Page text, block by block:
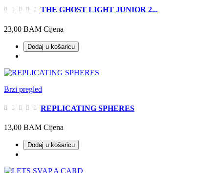
THE GHOST LIGHT JUNIOR 2...
23,00 BAM Cijena
Dodaj u košaricu
Brzi pregled
REPLICATING SPHERES
13,00 BAM Cijena
Dodaj u košaricu